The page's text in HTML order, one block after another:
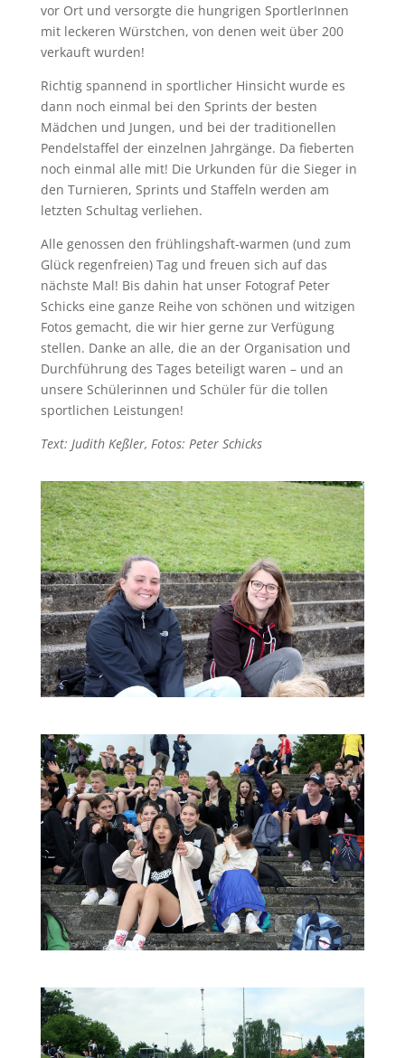
vor Ort und versorgte die hungrigen SportlerInnen
mit leckeren Würstchen, von denen weit über 200
verkauft wurden!
Richtig spannend in sportlicher Hinsicht wurde es
dann noch einmal bei den Sprints der besten
Mädchen und Jungen, und bei der traditionellen
Pendelstaffel der einzelnen Jahrgänge. Da fieberten
noch einmal alle mit! Die Urkunden für die Sieger in
den Turnieren, Sprints und Staffeln werden am
letzten Schultag verliehen.
Alle genossen den frühlingshaft-warmen (und zum
Glück regenfreien) Tag und freuen sich auf das
nächste Mal! Bis dahin hat unser Fotograf Peter
Schicks eine ganze Reihe von schönen und witzigen
Fotos gemacht, die wir hier gerne zur Verfügung
stellen. Danke an alle, die an der Organisation und
Durchführung des Tages beteiligt waren – und an
unsere Schülerinnen und Schüler für die tollen
sportlichen Leistungen!
Text: Judith Keßler, Fotos: Peter Schicks